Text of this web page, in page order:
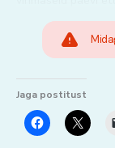
Jaga postitust